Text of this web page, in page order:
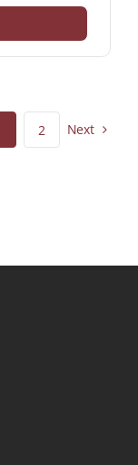
2 Next